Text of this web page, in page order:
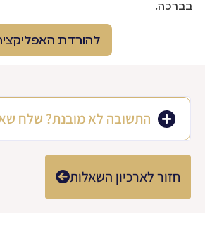
בברכה.
להורדת
התשובה לא מובנת? שלח
חזור לארכיון השאלות